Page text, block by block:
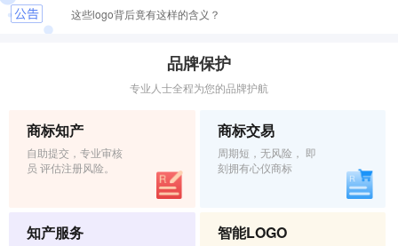
这些logo背后竟有这样的含义？
最新商标文件送达公告
恭喜您取得商标注册证书，请及时领取
关于.INFO & .MOBI实名认证的重要通知
弘扬社会正能量，杜绝域名不良应用倡议
品牌保护
专业人士全程为您的品牌护航
商标知产
自助提交，专业审核
员 评估注册风险。
商标交易
周期短，无风险， 即
刻拥有心仪商标
知产服务 智能LOGO